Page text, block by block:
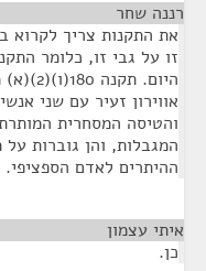
רננה שחר
את התקנות צריך לקרוא
זו על גבי זו, כלומר
היום.
אווירון זעיר עם שני
והטיסה המסחרית
המגבלות, והן גוברות
ההיתרים לאדם
איתי עצמון
כן.